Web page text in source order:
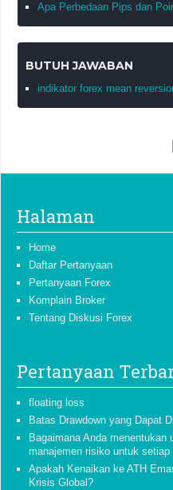
Apa Perbedaan Pips dan
BUTUH JAWABAN
indikator forex mean
Halaman
Home
Daftar Pertanyaan
Pertanyaan Forex
Komplain Broker
Tentang Diskusi Forex
Pertanyaan
floating loss
Batas Drawdown yang Dapat
Bagaimana Anda
manajemen risiko untuk setiap
Apakah Kenaikan ke ATH
Krisis Global?